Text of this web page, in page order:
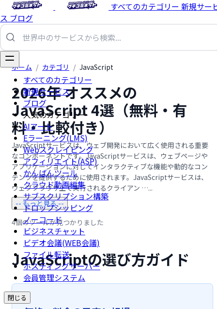
すべてのカテゴリー 新規サー
ス ブログ
すべてのカテゴリー
新規サービス
ブログ
人気のカテゴリー
AIアート
Eラーニング(LMS)
Webスクレイピング
アフィリエイト(ASP)
かんばんツール
クラウド動画編集
サブスクリプション構築
ドロップシッピング
ノーコード
ビジネスチャット
ビデオ会議(WEB会議)
ファイル転送
ホスティングサーバー
会員管理システム
閉じる
ホーム / カテゴリ / JavaScript
2026年 オススメの
JavaScript 4選（無料・有
料・比較付き）
JavaScriptサービスは、ウェブ開発において広く使用される重要
なコンポーネントです。JavaScriptサービスは、ウェブページや
アプリケーションに対してインタラクティブな機能や動的なコン
テンツを提供するために使用されます。JavaScriptサービスは、
ウェブブラウザ上で実行されるクライアン …...
-- もっと見る --
4個のツールが見つかりました
JavaScriptの選び方ガイド